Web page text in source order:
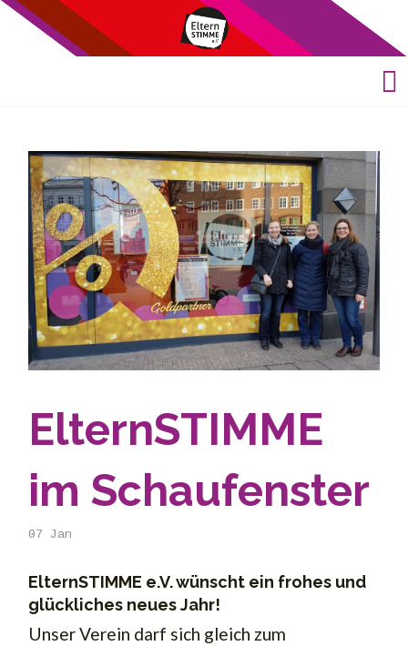
ElternSTIMME
im Schaufenster
07 Jan
ElternSTIMME e.V. wünscht ein frohes und
glückliches neues Jahr!
Unser Verein darf sich gleich zum